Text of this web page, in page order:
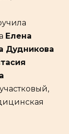
Елена
Дудникова